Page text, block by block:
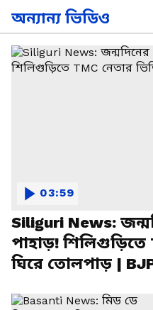
অন্যান্য ভিডিও
Siliguri News:
পাহাড়! শিলিগুড়িতে
ঘিরে তোলপাড় |
03:59